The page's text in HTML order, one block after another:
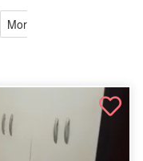
Moradia para